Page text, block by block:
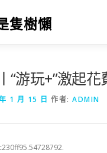
隻樹懶
“游玩+”激起花
1 月 15 日 作者: ADMIN